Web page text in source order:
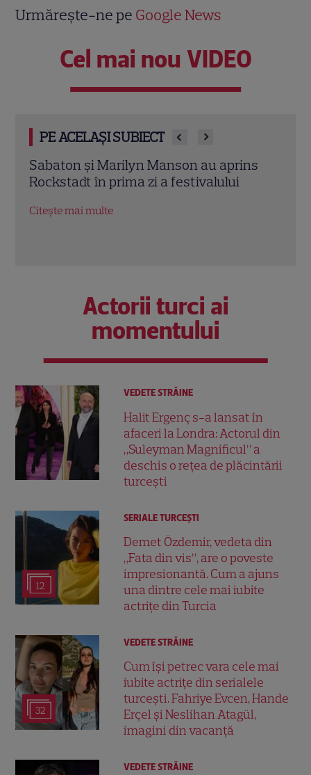
Urmărește-ne pe Google News
Cel mai nou VIDEO
PE ACELAȘI SUBIECT
De ce să citești “Soți și amanți”? O
poveste despre iubiri imposibile și
Actorii turci ai
momentului
VEDETE STRĂINE
Halit Ergenç s-a lansat în
afaceri la Londra: Actorul din
„Suleyman Magnificul” a
deschis o rețea de plăcintării
turcești
12
SERIALE TURCEŞTI
Demet Özdemir, vedeta din
„Fata din vis”, are o poveste
impresionantă. Cum a ajuns
una dintre cele mai iubite
actrițe din Turcia
32
VEDETE STRĂINE
Cum își petrec vara cele mai
iubite actrițe din serialele
turcești. Fahriye Evcen, Hande
Erçel și Neslihan Atagül,
imagini din vacanță
VEDETE STRĂINE